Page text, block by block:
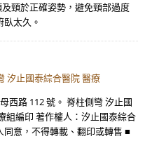
頸於正確姿勢，避免頸部過度
太久。
汐止國泰綜合醫院 醫療
西路 112 號。 脊柱側彎 汐止國
組編印 著作權人：汐止國泰綜合
意，不得轉載、翻印或轉售 ■